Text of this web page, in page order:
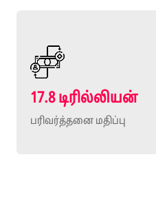
17.8 டிரில்லியன்
பரிவர்த்தனை மதிப்பு